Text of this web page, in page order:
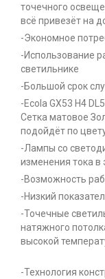
точечного
всё привезёт на
-Экономное
-Использование
светильнике
-Большой срок
-Ecola GX53 H4
Сетка матовое
подойдёт по
-Лампы со
изменения тока в
-Возможность
-Низкий
-Точечные
натяжного
высокой
-Технология